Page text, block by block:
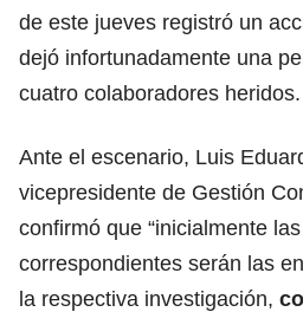
de este jueves registró un
dejó infortunadamente una
cuatro colaboradores heridos.
Ante el escenario, Luis
vicepresidente de Gestión
confirmó que “inicialmente
correspondientes serán las
la respectiva investigación,